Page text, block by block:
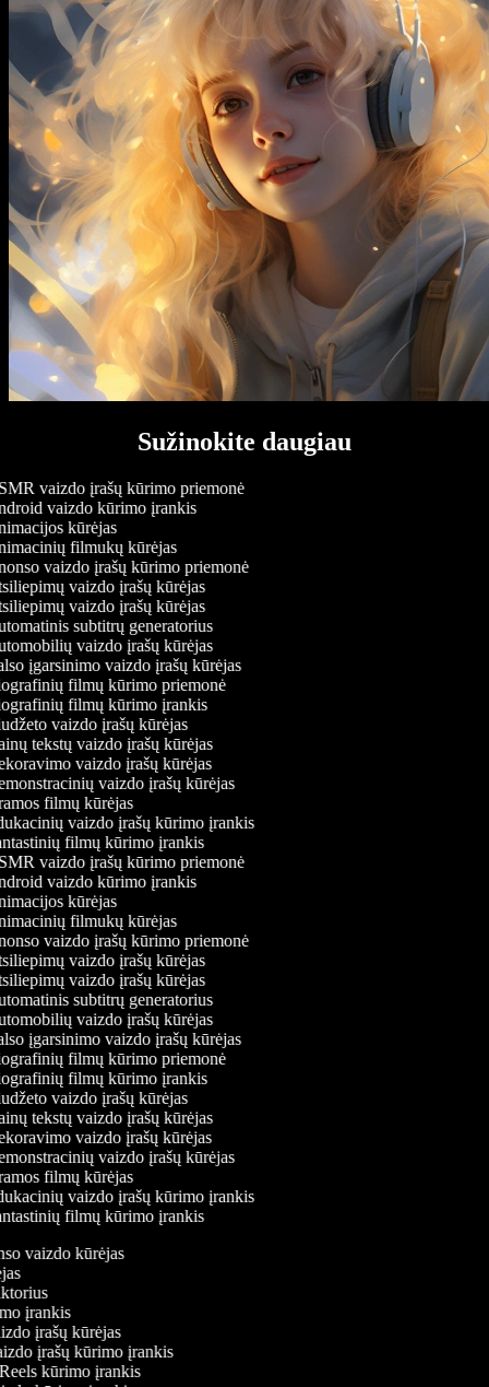
Sužinokite daugiau
vaizdo įrašų kūrimo priemonė
vaizdo kūrimo įrankis
kūrėjas
filmukų kūrėjas
vaizdo įrašų kūrimo priemonė
vaizdo įrašų kūrėjas
vaizdo įrašų kūrėjas
subtitrų generatorius
vaizdo įrašų kūrėjas
įgarsinimo vaizdo įrašų kūrėjas
filmų kūrimo priemonė
filmų kūrimo įrankis
vaizdo įrašų kūrėjas
tekstų vaizdo įrašų kūrėjas
vaizdo įrašų kūrėjas
vaizdo įrašų kūrėjas
filmų kūrėjas
vaizdo įrašų kūrimo įrankis
filmų kūrimo įrankis
vaizdo įrašų kūrimo priemonė
vaizdo kūrimo įrankis
kūrėjas
filmukų kūrėjas
vaizdo įrašų kūrimo priemonė
vaizdo įrašų kūrėjas
vaizdo įrašų kūrėjas
subtitrų generatorius
vaizdo įrašų kūrėjas
įgarsinimo vaizdo įrašų kūrėjas
filmų kūrimo priemonė
filmų kūrimo įrankis
vaizdo įrašų kūrėjas
tekstų vaizdo įrašų kūrėjas
vaizdo įrašų kūrėjas
vaizdo įrašų kūrėjas
filmų kūrėjas
vaizdo įrašų kūrimo įrankis
filmų kūrimo įrankis
vaizdo kūrėjas
įrankis
įrašų kūrėjas
įrašų kūrimo įrankis
Reels kūrimo įrankis